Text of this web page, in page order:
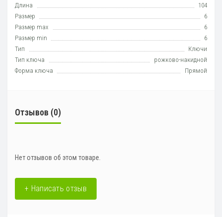
Длина
104
Размер
6
Размер max
6
Размер min
6
Тип
Ключи
Тип ключа
рожково-накидной
Форма ключа
Прямой
Отзывов (0)
Нет отзывов об этом товаре.
+ Написать отзыв